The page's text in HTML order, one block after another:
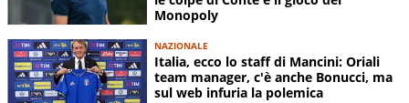
Monopoly
NAZIONALE
Italia, ecco lo staff di Mancini: Oriali
team manager, c'è anche Bonucci, ma
sul web infuria la polemica